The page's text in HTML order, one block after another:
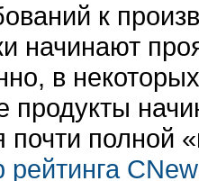
к
начинают
в
продукты
почти полной
рейтинга